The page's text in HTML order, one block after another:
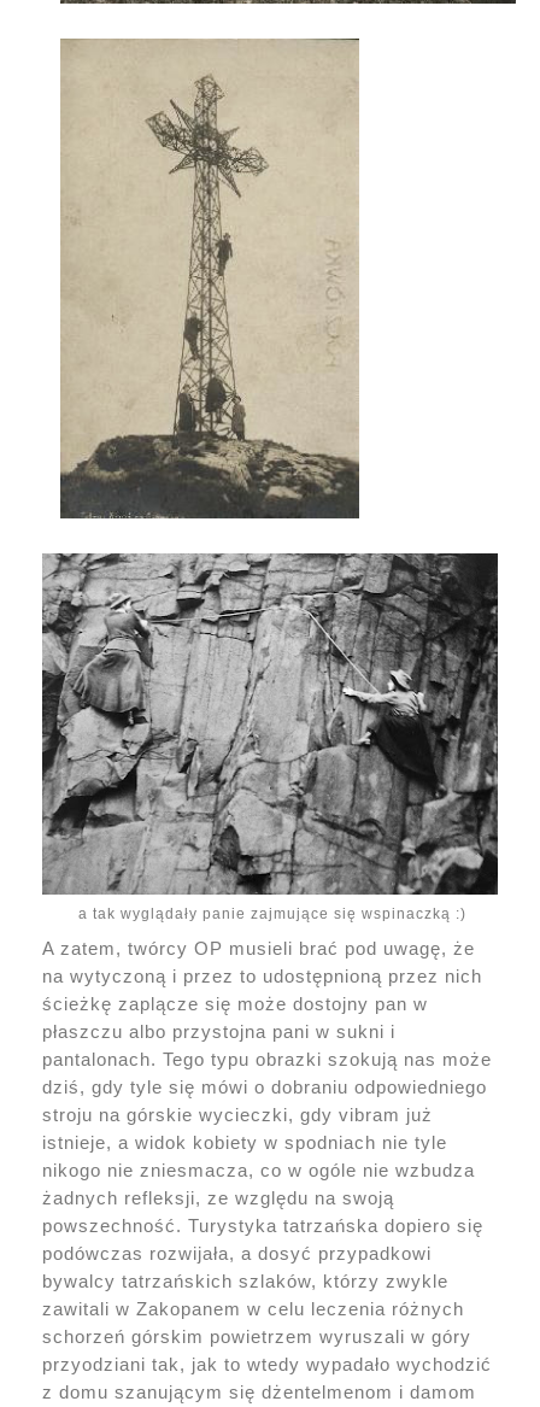
a tak wyglądały panie zajmujące się wspinaczką :)
A zatem, twórcy OP musieli brać pod uwagę, że
na wytyczoną i przez to udostępnioną przez nich
ścieżkę zaplącze się może dostojny pan w
płaszczu albo przystojna pani w sukni i
pantalonach. Tego typu obrazki szokują nas może
dziś, gdy tyle się mówi o dobraniu odpowiedniego
stroju na górskie wycieczki, gdy vibram już
istnieje, a widok kobiety w spodniach nie tyle
nikogo nie zniesmacza, co w ogóle nie wzbudza
żadnych refleksji, ze względu na swoją
powszechność. Turystyka tatrzańska dopiero się
podówczas rozwijała, a dosyć przypadkowi
bywalcy tatrzańskich szlaków, którzy zwykle
zawitali w Zakopanem w celu leczenia różnych
schorzeń górskim powietrzem wyruszali w góry
przyodziani tak, jak to wtedy wypadało wychodzić
z domu szanującym się dżentelmenom i damom